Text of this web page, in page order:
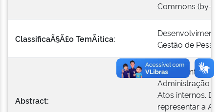
Commons (by-
ClassificaÃ§Ã£o TemÃ¡tica:
Gestão de
Abstract:
Boletim Interno
Administração
Atos internos.
representar a